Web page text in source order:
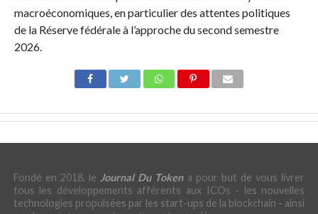
macroéconomiques, en particulier des attentes politiques
de la Réserve fédérale à l’approche du second semestre
2026.
Fondé en 2018, le Journal Du Tokena pour but de vous livrer
tous les développements afférents aux ICOs - les nouvelles
technologies propulsées par les start-ups de la blockchain - ainsi